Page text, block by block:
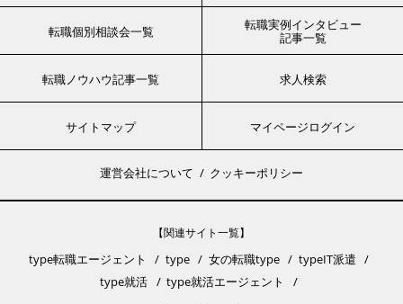
転職個別相談会一覧
転職実例インタビュー
記事一覧
転職ノウハウ記事一覧 求人検索
サイトマップ マイページログイン
運営会社について クッキーポリシー
【関連サイト一覧】
type転職エージェント type 女の転職type
typeIT派遣
type就活
type就活エージェント